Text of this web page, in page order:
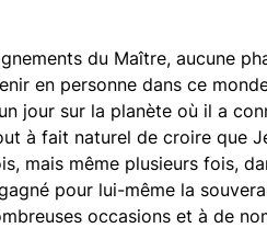
du Maître, aucune
en personne dans ce
jour sur la planète où il a
à fait naturel de croire que
mais même plusieurs fois,
pour lui-même la
occasions et à de